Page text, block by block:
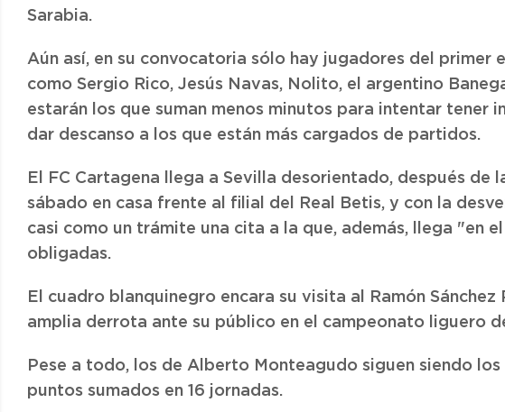
Sarabia.
Aún así, en su convocatoria sólo hay jugadores del primer
como Sergio Rico, Jesús Navas, Nolito, el argentino
estarán los que suman menos minutos para intentar tener
dar descanso a los que están más cargados de partidos.
El FC Cartagena llega a Sevilla desorientado, después de
sábado en casa frente al filial del Real Betis, y con la
casi como un trámite una cita a la que, además, llega "en
obligadas.
El cuadro blanquinegro encara su visita al Ramón
amplia derrota ante su público en el campeonato liguero
Pese a todo, los de Alberto Monteagudo siguen siendo
puntos sumados en 16 jornadas.